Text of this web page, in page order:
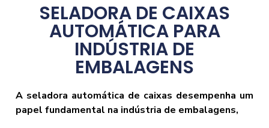
SELADORA DE CAIXAS
AUTOMÁTICA PARA
INDÚSTRIA DE
EMBALAGENS
A seladora automática de caixas desempenha um
papel fundamental na indústria de embalagens,